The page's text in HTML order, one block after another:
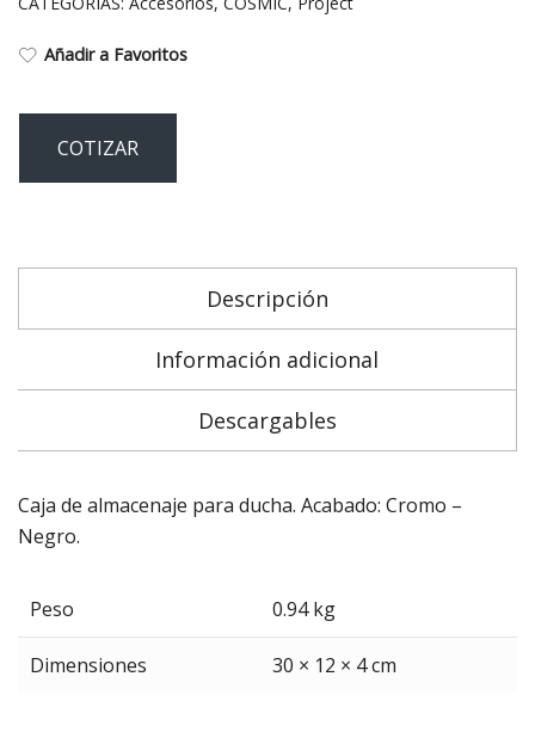
Añadir a Favoritos
COTIZAR
Descripción
Información adicional
Descargables
Caja de almacenaje para ducha. Acabado: Cromo –
Negro.
Peso 0.94 kg
Dimensiones 30 × 12 × 4 cm